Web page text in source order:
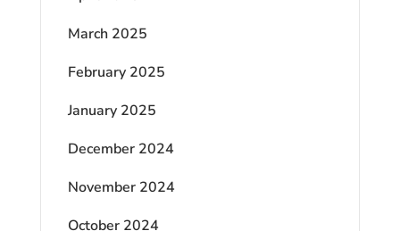
March 2025
February 2025
January 2025
December 2024
November 2024
October 2024